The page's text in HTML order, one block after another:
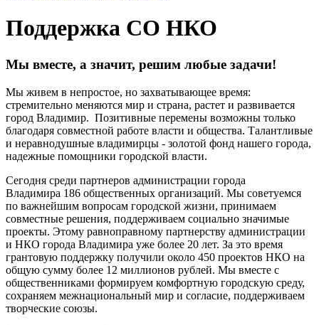
Поддержка СО НКО
Мы вместе, а значит, решим любые задачи!
Мы живем в непростое, но захватывающее время:
стремительно меняются мир и страна, растет и развивается
город Владимир. Позитивные перемены возможны только
благодаря совместной работе власти и общества. Талантливые
и неравнодушные владимирцы - золотой фонд нашего города,
надежные помощники городской власти.
Сегодня среди партнеров администрации города
Владимира 186 общественных организаций. Мы советуемся
по важнейшим вопросам городской жизни, принимаем
совместные решения, поддерживаем социально значимые
проекты. Этому равноправному партнерству администрации
и НКО города Владимира уже более 20 лет. За это время
грантовую поддержку получили около 450 проектов НКО на
общую сумму более 12 миллионов рублей. Мы вместе с
общественниками формируем комфортную городскую среду,
сохраняем межнациональный мир и согласие, поддерживаем
творческие союзы.